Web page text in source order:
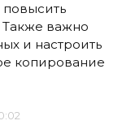
Также важно
и настроить
копирование